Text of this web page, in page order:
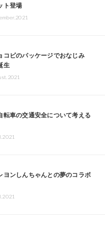
ト登場
コビのパッケージでおなじみ
生
転車の交通安全について考える
ヨンしんちゃんとの夢のコラボ